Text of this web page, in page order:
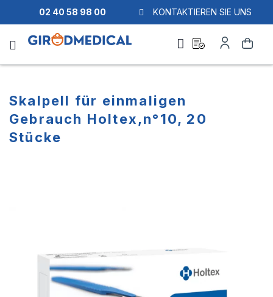
02 40 58 98 00 KONTAKTIEREN SIE UNS
Suche
quote
Konto
Skalpell für einmaligen
Gebrauch Holtex,n°10, 20
Stücke